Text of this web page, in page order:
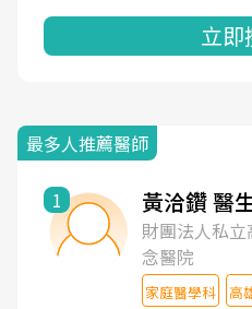
立即
最多人推薦醫師
1 黃洽鑽 醫
財團法人私
念醫院
家庭醫學科 高